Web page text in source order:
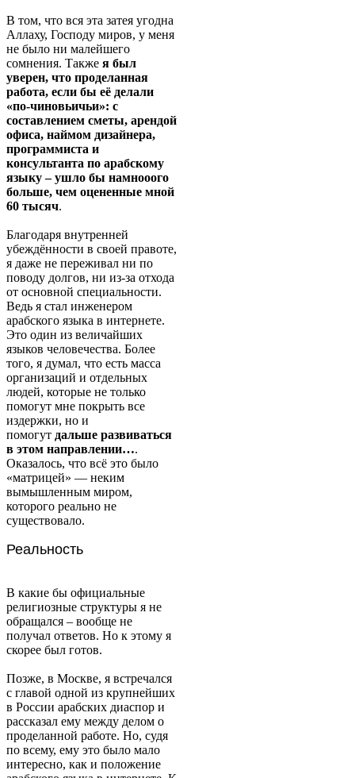
В том, что вся эта затея угодна
Аллаху, Господу миров, у меня
не было ни малейшего
сомнения. Также я был
уверен, что проделанная
работа, если бы её делали
«по-чиновьичьи»: с
составлением сметы, арендой
офиса, наймом дизайнера,
программиста и
консультанта по арабскому
языку – ушло бы намнооого
больше, чем оцененные мной
60 тысяч.
Благодаря внутренней
убеждённости в своей правоте,
я даже не переживал ни по
поводу долгов, ни из-за отхода
от основной специальности.
Ведь я стал инженером
арабского языка в интернете.
Это один из величайших
языков человечества. Более
того, я думал, что есть масса
организаций и отдельных
людей, которые не только
помогут мне покрыть все
издержки, но и
помогут дальше развиваться
в этом направлении….
Оказалось, что всё это было
«матрицей» — неким
вымышленным миром,
которого реально не
существовало.
Реальность
В какие бы официальные
религиозные структуры я не
обращался – вообще не
получал ответов. Но к этому я
скорее был готов.
Позже, в Москве, я встречался
с главой одной из крупнейших
в России арабских диаспор и
рассказал ему между делом о
проделанной работе. Но, судя
по всему, ему это было мало
интересно, как и положение